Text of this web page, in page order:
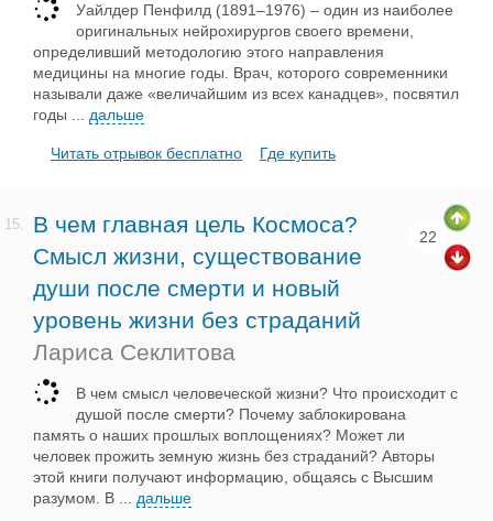
Уайлдер Пенфилд (1891–1976) – один из наиболее
оригинальных нейрохирургов своего времени,
определивший методологию этого направления
медицины на многие годы. Врач, которого современники
называли даже «величайшим из всех канадцев», посвятил
годы
дальше
Читать отрывок бесплатно Где купить
15.
В чем главная цель Космоса?
Смысл жизни, существование
души после смерти и новый
уровень жизни без страданий
Лариса Секлитова
22
В чем смысл человеческой жизни? Что происходит с
душой после смерти? Почему заблокирована
память о наших прошлых воплощениях? Может ли
человек прожить земную жизнь без страданий? Авторы
этой книги получают информацию, общаясь с Высшим
разумом. В
дальше